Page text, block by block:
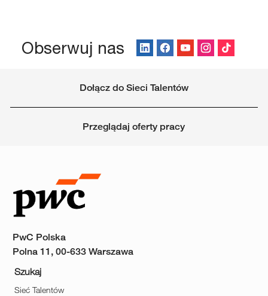
Obserwuj nas
Dołącz do Sieci Talentów
Przeglądaj oferty pracy
PwC Polska
Polna 11, 00-633 Warszawa
Szukaj
Sieć Talentów